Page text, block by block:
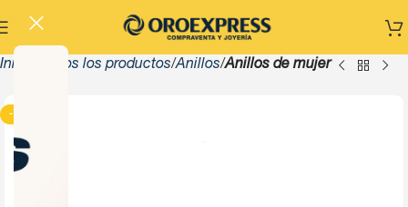
Inicio Todos los productos Anillos Anillos de mujer
-13%